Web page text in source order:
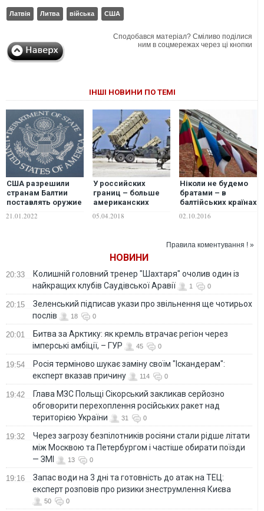
Латвія Литва війська США
Сподобався матеріал? Сміливо поділися
ним в соцмережах через ці кнопки
ІНШІ НОВИНИ ПО ТЕМІ
США разрешили
странам Балтии
поставлять оружие
Украине
21.01.2022
У российских
границ – больше
американских
"Патриотов"
05.04.2018
Ніколи не будемо
братами – в
балтійських країнах
так вважали
завжди
02.10.2016
Правила коментування ! »
НОВИНИ
20:33
Колишній головний тренер "Шахтаря" очолив один із
найкращих клубів Саудівської Аравії
1 0
20:15
Зеленський підписав укази про звільнення ще чотирьох
послів
18 0
20:01
Битва за Арктику: як кремль втрачає регіон через
імперські амбіції, – ГУР
45 0
19:54
Росія терміново шукає заміну своїм "Іскандерам":
експерт вказав причину
114 0
19:42
Глава МЗС Польщі Сікорський закликав серйозно
обговорити перехоплення російських ракет над
територією України
31 0
19:32
Через загрозу безпілотників росіяни стали рідше літати
між Москвою та Петербургом і частіше обирати поїзди
— ЗМІ
13 0
19:16
Запас води на 3 дні та готовність до атак на ТЕЦ:
експерт розповів про ризики знеструмлення Києва
50 0